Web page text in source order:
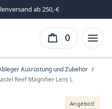
ab 250,-€
0
Ausrüstung und Zubehör /
Reef Magnifier Lens L
Angebot!